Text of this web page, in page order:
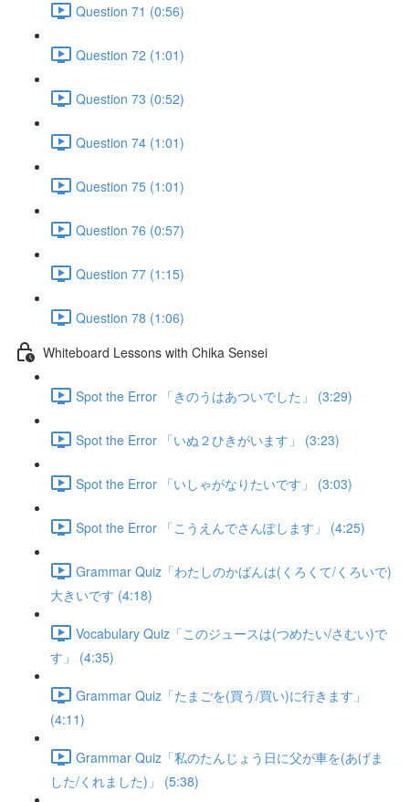
Question 71 (0:56)
Question 72 (1:01)
Question 73 (0:52)
Question 74 (1:01)
Question 75 (1:01)
Question 76 (0:57)
Question 77 (1:15)
Question 78 (1:06)
Whiteboard Lessons with Chika Sensei
Spot the Error 「きのうはあついでした」 (3:29)
Spot the Error 「いぬ２ひきがいます」 (3:23)
Spot the Error 「いしゃがなりたいです」 (3:03)
Spot the Error 「こうえんでさんぽします」 (4:25)
Grammar Quiz「わたしのかばんは(くろくて/くろいで)
大きいです (4:18)
Vocabulary Quiz「このジュースは(つめたい/さむい)で
す」 (4:35)
Grammar Quiz「たまごを(買う/買い)に行きます」
(4:11)
Grammar Quiz「私のたんじょう日に父が車を(あげま
した/くれました)」 (5:38)